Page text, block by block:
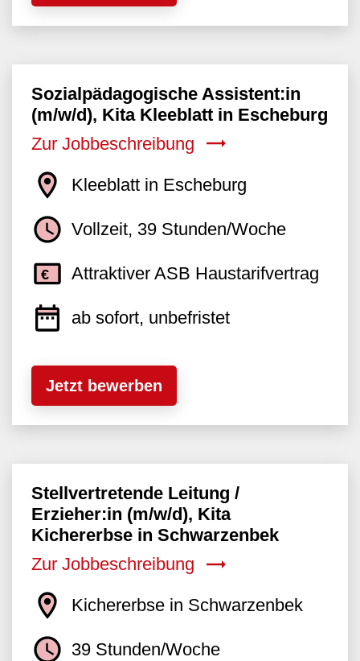
Sozialpädagogische Assistent:in
(m/w/d), Kita Kleeblatt in Escheburg
Zur Jobbeschreibung
Kleeblatt in Escheburg
Vollzeit, 39 Stunden/Woche
Attraktiver ASB Haustarifvertrag
ab sofort, unbefristet
Jetzt bewerben
Stellvertretende Leitung /
Erzieher:in (m/w/d), Kita
Kichererbse in Schwarzenbek
Zur Jobbeschreibung
Kichererbse in Schwarzenbek
39 Stunden/Woche